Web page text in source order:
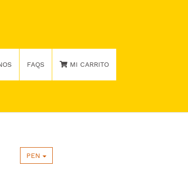
FAQS MI CARRITO
PEN